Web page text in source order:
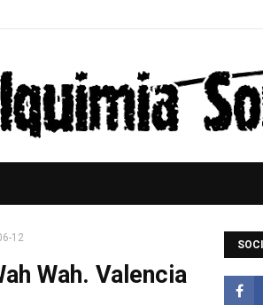
12
Wah. Valencia